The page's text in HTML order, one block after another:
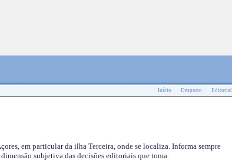
Início Desporto Editorial
em particular da ilha Terceira, onde se localiza. Informa sempre
subjetiva das decisões editoriais que toma.